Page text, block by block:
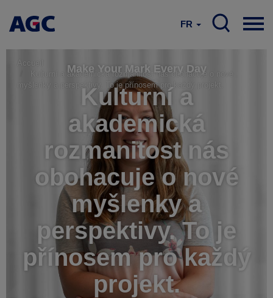
FR
Accueil
Kulturní a akademická rozmanitost nás obohacuje o nové
myšlenky a perspektivy. To je přínosem pro každý projekt.
Make Your Mark Every Day
Kulturní a
akademická
rozmanitost nás
obohacuje o nové
myšlenky a
perspektivy. To je
přínosem pro každý
projekt.